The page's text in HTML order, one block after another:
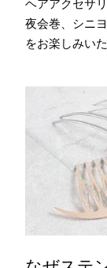
夜会巻、シニ
をお楽しみい